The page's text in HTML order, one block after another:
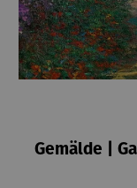
Gemälde |